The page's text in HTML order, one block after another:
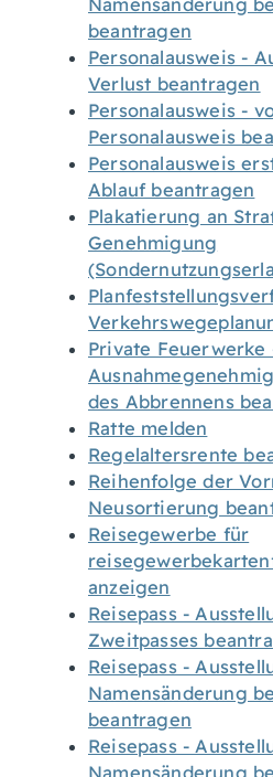
Namensänderung
beantragen
Personalausweis -
Verlust beantragen
Personalausweis -
Personalausweis
Personalausweis
Ablauf beantragen
Plakatierung an
Genehmigung
Private Feuerwerke
des Abbrennens
Ratte melden
Regelaltersrente
Reihenfolge der
Neusortierung
Reisegewerbe für
anzeigen
Reisepass -
Zweitpasses
Reisepass -
Namensänderung
beantragen
Reisepass -